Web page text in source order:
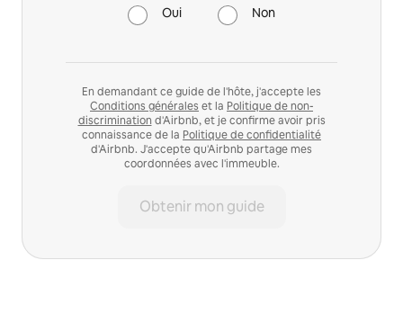
Oui Non
En demandant ce guide de l'hôte, j'accepte les
Conditions générales et la Politique de non-
discrimination d'Airbnb, et je confirme avoir pris
connaissance de la Politique de confidentialité
d'Airbnb. J'accepte qu'Airbnb partage mes
coordonnées avec l'immeuble.
Obtenir mon guide